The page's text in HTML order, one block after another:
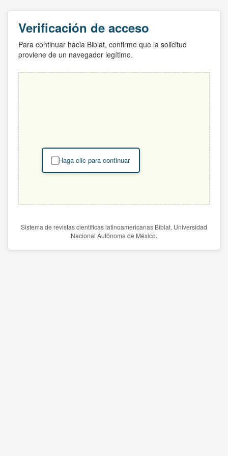
Verificación de acceso
Para continuar hacia Biblat, confirme que la solicitud
proviene de un navegador legítimo.
Haga clic para continuar
Sistema de revistas científicas latinoamericanas Biblat. Universidad
Nacional Autónoma de México.